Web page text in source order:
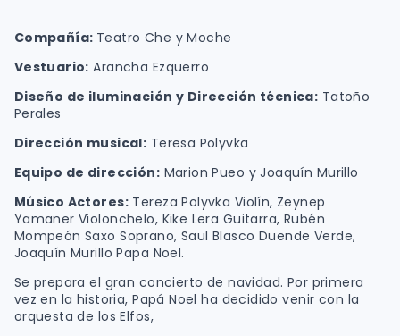
Compañía: Teatro Che y Moche
Vestuario: Arancha Ezquerro
Diseño de iluminación y Dirección técnica: Tatoño
Perales
Dirección musical: Teresa Polyvka
Equipo de dirección: Marion Pueo y Joaquín Murillo
Músico Actores: Tereza Polyvka Violín, Zeynep
Yamaner Violonchelo, Kike Lera Guitarra, Rubén
Mompeón Saxo Soprano, Saul Blasco Duende Verde,
Joaquín Murillo Papa Noel.
Se prepara el gran concierto de navidad. Por primera
vez en la historia, Papá Noel ha decidido venir con la
orquesta de los Elfos,